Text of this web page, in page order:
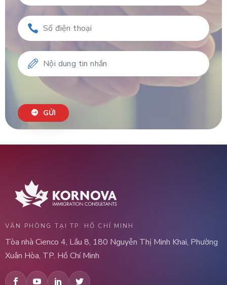
GỬI
VĂN PHÒNG TẠI TP. HỒ CHÍ MINH
Tòa nhà Cienco 4, Lầu 8, 180 Nguyễn Thị Minh Khai, Phường
Xuân Hòa, TP. Hồ Chí Minh